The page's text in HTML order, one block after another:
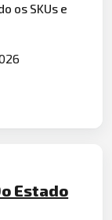
os SKUs e
Estado